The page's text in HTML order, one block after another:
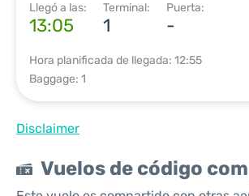
Llegó a las:
13:05
Terminal:
1
Puerta:
-
Hora planificada de llegada: 12:55
Baggage: 1
Disclaimer
Vuelos de código